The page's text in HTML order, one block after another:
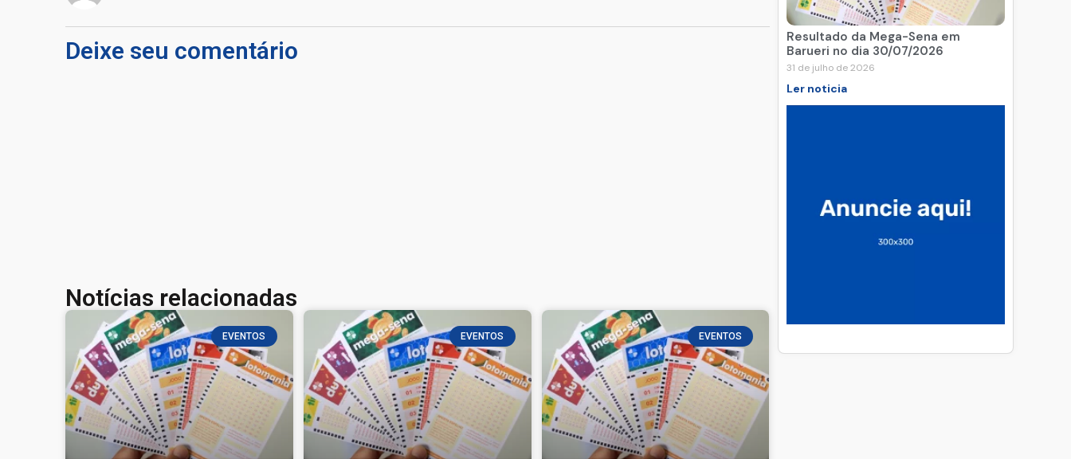
Deixe seu comentário
Notícias relacionadas
EVENTOS EVENTOS EVENTOS
Resultado da Mega-Sena em
Barueri no dia 30/07/2026
31 de julho de 2026
Ler noticia